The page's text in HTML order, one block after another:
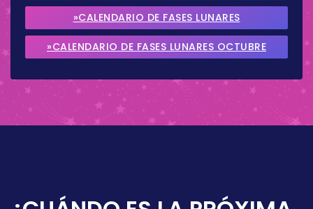
2026
»CALENDARIO DE FASES LUNARES
SEPTIEMBRE 2026
»CALENDARIO DE FASES LUNARES OCTUBRE